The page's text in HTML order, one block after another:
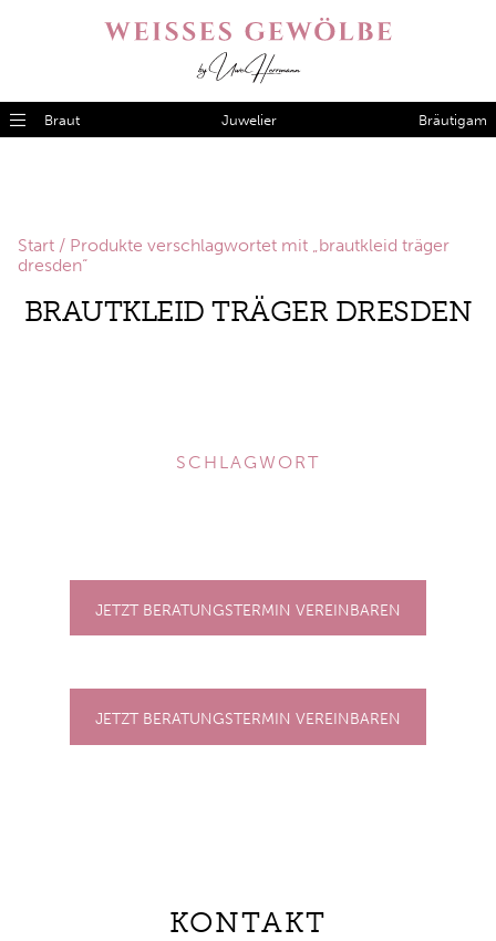
Braut Juwelier Bräutigam
Start / Produkte verschlagwortet mit „brautkleid träger
dresden“
BRAUTKLEID TRÄGER DRESDEN
SCHLAGWORT
JETZT BERATUNGSTERMIN VEREINBAREN
JETZT BERATUNGSTERMIN VEREINBAREN
KONTAKT